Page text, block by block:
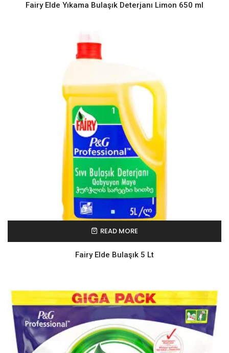
Fairy Elde Yıkama Bulaşık Deterjanı Limon 650 ml
READ MORE
Fairy Elde Bulaşık 5 Lt